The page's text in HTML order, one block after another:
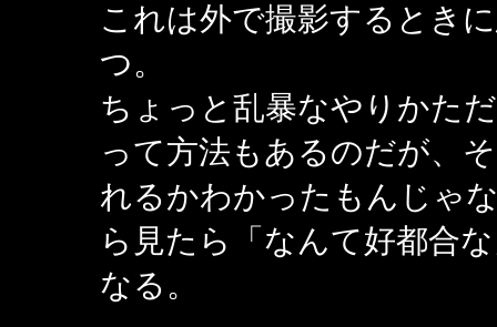
これは外で撮影するとき
つ。
ちょっと乱暴なやりかた
って方法もあるのだが、
れるかわかったもんじゃ
ら見たら「なんて好都合
なる。